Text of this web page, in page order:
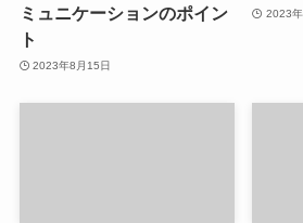
ミュニケーションのポイン
ト
2023年8月15日
2023